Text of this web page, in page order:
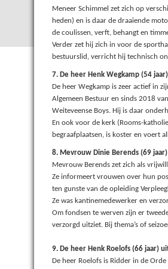
Meneer Schimmel zet zich op
heden) en is daar de draaiende
de coulissen, verft, behangt en
Verder zet hij zich in voor de
bestuurslid, verricht hij technisch
7. De heer Henk Wegkamp (54
De heer Wegkamp is zeer actief in
Algemeen Bestuur en sinds 2018
Weiteveense Boys. Hij is daar
En ook voor de kerk (Rooms-
begraafplaatsen, is koster en voert
8. Mevrouw Dinie Berends (69
Mevrouw Berends zet zich als
Ze informeert vrouwen over hun
ten gunste van de opleiding
Ze was kantinemedewerker en
Om fondsen te werven zijn er
verzorgd uitziet. Bij thema’s of
9. De heer Henk Roelofs (66 jaar)
De heer Roelofs is Ridder in de